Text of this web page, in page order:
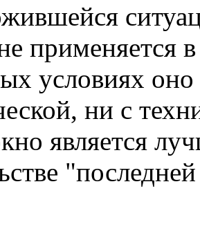
применяется
условиях оно
ни с
является